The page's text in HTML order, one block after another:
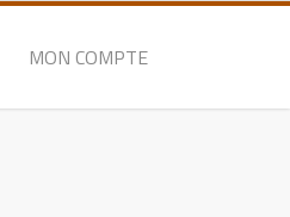
MON COMPTE